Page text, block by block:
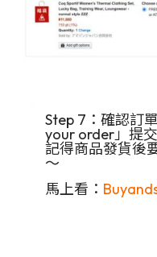
Step 7：確認訂
your order」提
記得商品發貨後
～
馬上看：